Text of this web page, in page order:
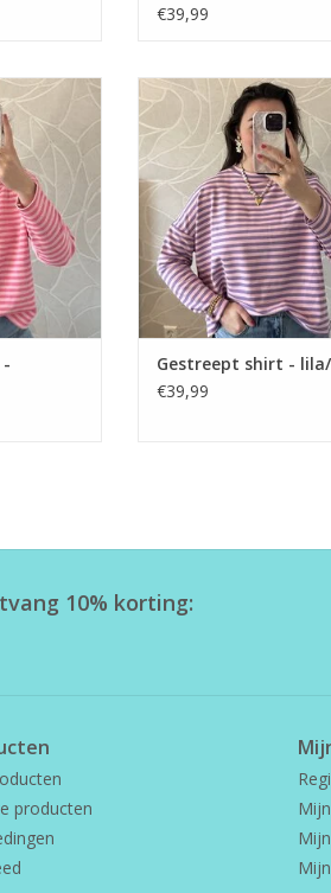
€39,99
roze Gestreept shirt - lila/
Gestreept shirt -
€39,99
10% korting:
producten